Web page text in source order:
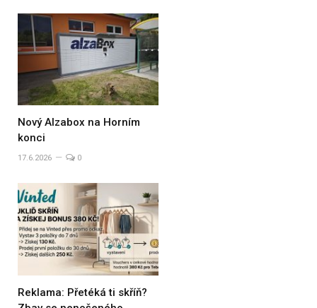
Nový Alzabox na Horním
konci
17.6.2026 0
Reklama: Přetéká ti skříň?